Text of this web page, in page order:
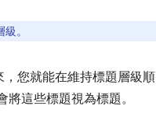
。
您就能在維持標題層級順
這些標題視為標題。